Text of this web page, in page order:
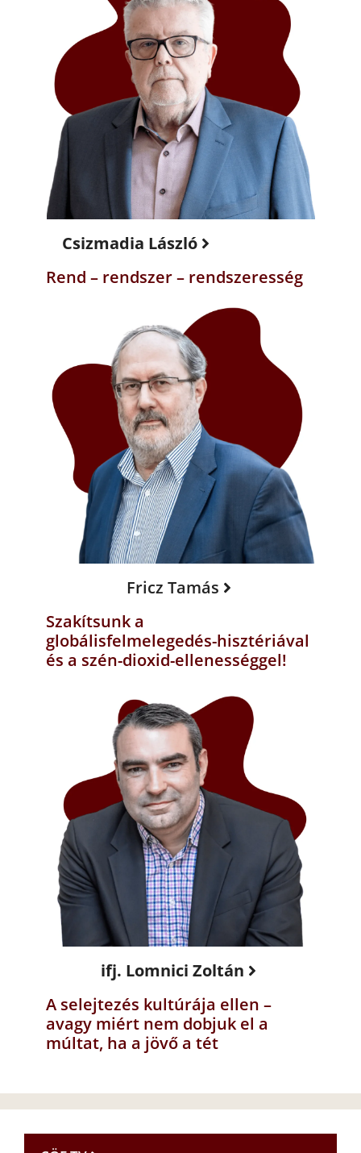
Csizmadia László
Rend – rendszer – rendszeresség
Fricz Tamás
Szakítsunk a
globálisfelmelegedés-hisztériával
és a szén-dioxid-ellenességgel!
ifj. Lomnici Zoltán
A selejtezés kultúrája ellen –
avagy miért nem dobjuk el a
múltat, ha a jövő a tét